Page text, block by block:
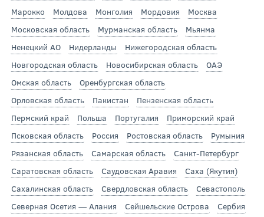
Марокко
Молдова Монголия Мордовия
Москва
Московская область
Мурманская область
Мьянма
Ненецкий АО
Нидерланды
Нижегородская область
Новгородская область
Новосибирская область
ОАЭ
Омская область
Оренбургская область
Орловская область
Пакистан
Пензенская область
Пермский край
Польша Португалия
Приморский край
Псковская область
Россия Ростовская область
Румыния
Рязанская область
Самарская область
Санкт-Петербург
Саратовская область
Саудовская Аравия
Саха (Якутия)
Сахалинская область
Свердловская область
Севастополь
Северная Осетия — Алания
Сейшельские Острова
Сербия